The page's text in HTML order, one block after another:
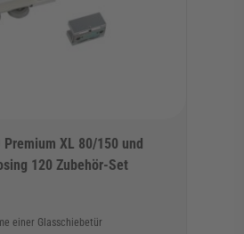
Premium XL 80/150 und
120 Zubehör-Set
einer Glasschiebetür